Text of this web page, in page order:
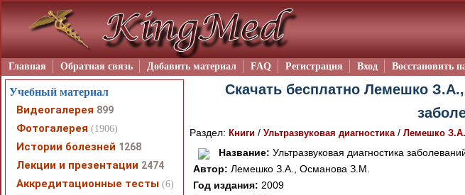
Главная Обратная связь Добавить материал FAQ Регистрация Вход Восстановить
Скачать бесплатно Лемешко
Раздел: Книги / Ультразвуковая диагностика / Лемешко
Название: Ультразвуковая диагностика
Автор: Лемешко З.А., Османова З.М.
Год издания: 2009
Учебный материал
Видеогалерея 899
Фотогалерея (1906)
Истории болезней 1268
Лекции и презентации 2474
Аккредитационные тесты (6)